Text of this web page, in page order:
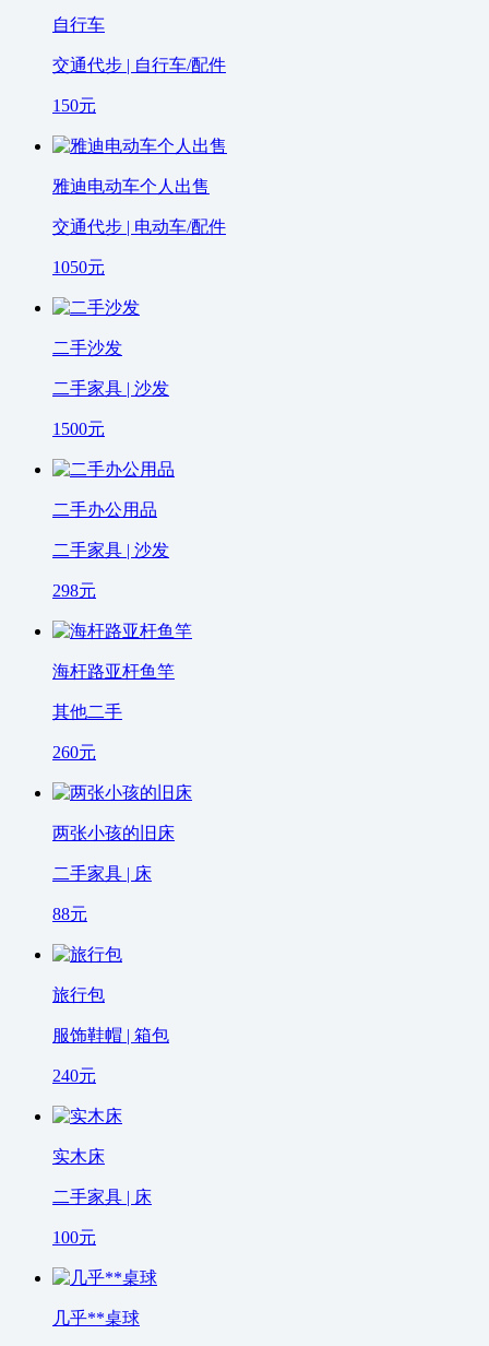
自行车
交通代步 | 自行车/配件
150元
雅迪电动车个人出售
交通代步 | 电动车/配件
1050元
二手沙发
二手家具 | 沙发
1500元
二手办公用品
二手家具 | 沙发
298元
海杆路亚杆鱼竿
其他二手
260元
两张小孩的旧床
二手家具 | 床
88元
旅行包
服饰鞋帽 | 箱包
240元
实木床
二手家具 | 床
100元
几乎**桌球